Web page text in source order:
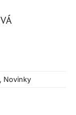
, Novinky